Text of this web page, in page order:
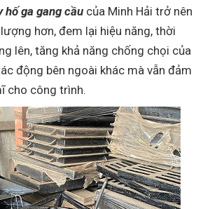
hố ga gang cầu của Minh Hải trở nên
hơn, đem lại hiệu năng, thời
lên, tăng khả năng chống chọi của
động bên ngoài khác mà vẫn đảm
cho công trình.